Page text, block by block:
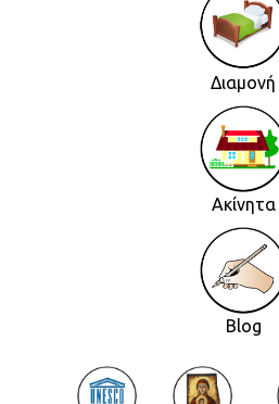
Διαμονή
Ακίνητα
Blog